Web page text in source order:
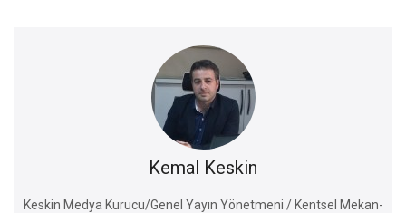
Kemal Keskin
Keskin Medya Kurucu/Genel Yayın Yönetmeni / Kentsel Mekan-